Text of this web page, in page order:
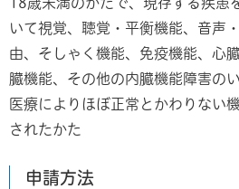
いて視覚、聴覚・平衡機能、音声
由、そしゃく機能、免疫機能、心
臓機能、その他の内臓機能障害の
医療によりほぼ正常とかわりない
されたかた
申請方法